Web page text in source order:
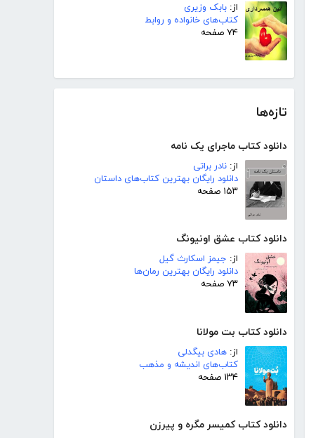
از: بابک وزیری
کتاب‌های خانواده و روابط
۷۴ صفحه
تازه‌ها
دانلود کتاب ماجرای یک نامه
از: نادر براتی
دانلود رایگان بهترین کتاب‌های داستان
۱۵۳ صفحه
دانلود کتاب عشق اونیونگ
از: جیمز اسکارث گیل
دانلود رایگان بهترین رمان‌ها
۷۳ صفحه
دانلود کتاب بت مولانا
از: هادی بیگدلی
کتاب‌های اندیشه و مذهب
۱۳۴ صفحه
دانلود کتاب کمیسر مگره و پیرزن